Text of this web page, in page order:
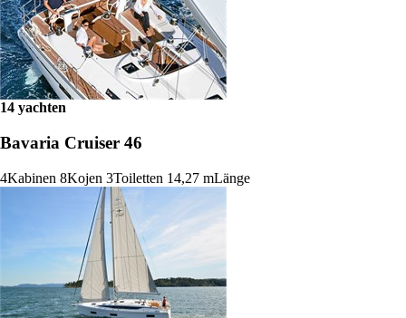
14 yachten
Bavaria Cruiser 46
4Kabinen 8Kojen 3Toiletten 14,27 mLänge